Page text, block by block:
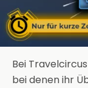
Bei
bei denen ihr